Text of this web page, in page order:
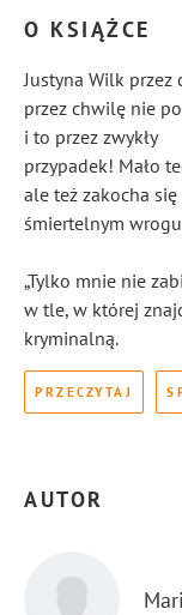
O KSIĄŻCE
Justyna Wilk przez
przez chwilę nie
i to przez zwykły
przypadek! Mało
ale też zakocha
śmiertelnym
„Tylko mnie nie
w tle, w której
kryminalną.
PRZECZYTAJ
AUTOR